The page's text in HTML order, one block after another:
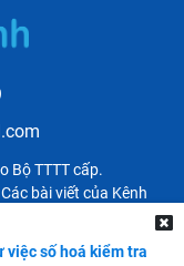
Bộ TTTT cấp.
bài viết của Kênh
tổng hợp từ các nguồn
Mọi thông tin liên
cơ quan, tổ chức
việc số hoá kiểm tra